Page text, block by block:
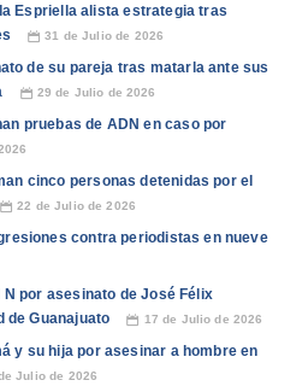
Espriella alista estrategia tras
📅 31 de Julio de 2026
de su pareja tras matarla ante sus
📅 29 de Julio de 2026
pruebas de ADN en caso por
cinco personas detenidas por el
📅 22 de Julio de 2026
contra periodistas en nueve
por asesinato de José Félix
de Guanajuato
📅 17 de Julio de 2026
y su hija por asesinar a hombre en
Julio de 2026